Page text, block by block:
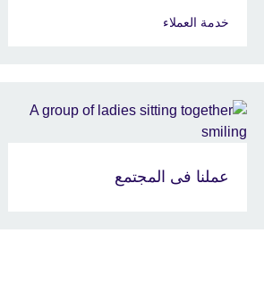
خدمة العملاء
عملنا فى المجتمع